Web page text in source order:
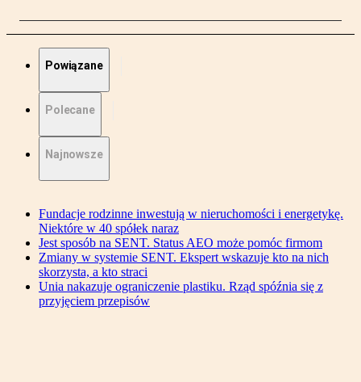
Powiązane
Polecane
Najnowsze
Fundacje rodzinne inwestują w nieruchomości i energetykę.
Niektóre w 40 spółek naraz
Jest sposób na SENT. Status AEO może pomóc firmom
Zmiany w systemie SENT. Ekspert wskazuje kto na nich
skorzysta, a kto straci
Unia nakazuje ograniczenie plastiku. Rząd spóźnia się z
przyjęciem przepisów